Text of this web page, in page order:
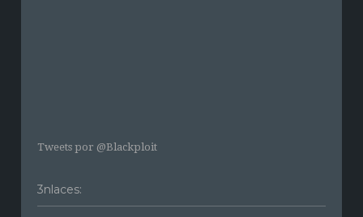
Tweets por @Blackploit
3nlaces: